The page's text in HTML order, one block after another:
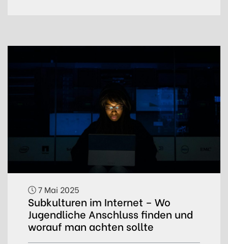
7 Mai 2025
Subkulturen im Internet – Wo
Jugendliche Anschluss finden und
worauf man achten sollte